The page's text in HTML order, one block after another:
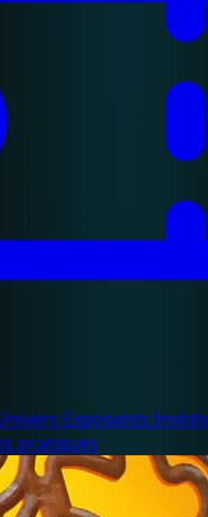
Exposants Invités
pratiques